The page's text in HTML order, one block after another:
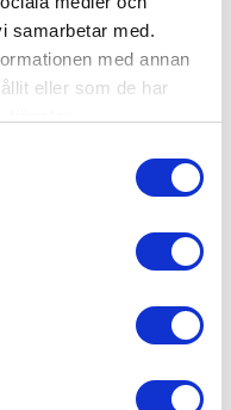
samarbetar med.
med annan
eller som de har